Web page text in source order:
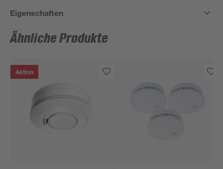
Eigenschaften
Ähnliche Produkte
Aktion